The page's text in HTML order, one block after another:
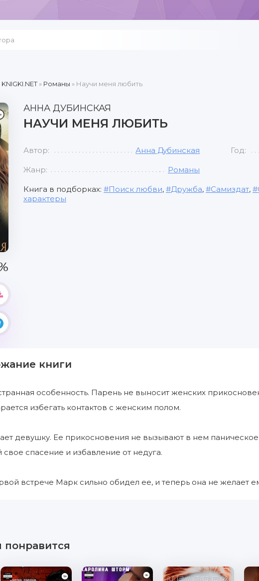
» Романы » Научи меня любить
АННА ДУБИНСКАЯ
НАУЧИ МЕНЯ ЛЮБИТЬ
Автор: Анна Дубинская Год:
Жанр: Романы
Книга в подборках: Поиск любви, Дружба, Самиздат,
характеры
книги
особенность. Парень не выносит женских
избегать контактов с женским полом.
девушку. Ее прикосновения не вызывают в нем
спасение и избавление от недуга.
встрече Марк сильно обидел ее, и теперь она не желает